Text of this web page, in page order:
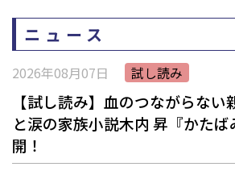
ニュース
2026年08月07日 試し読み
【試し読み】血のつながらな
と涙の家族小説――木内 昇『かた
開！